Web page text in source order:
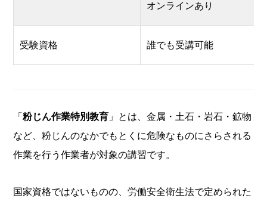
オンラインあり
受験資格 誰でも受講可能
「粉じん作業特別教育 」とは、金属・土石・岩石・鉱物
など、粉じんのなかでもとくに危険なものにさらされる
作業を行う作業者が対象の講習です。
国家資格ではないものの、労働安全衛生法で定められた